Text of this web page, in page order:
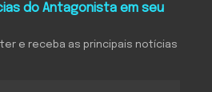
do Antagonista em seu
e receba as principais notícias